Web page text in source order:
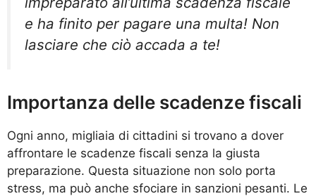
e ha finito per pagare una multa! Non
lasciare che ciò accada a te!
Importanza delle scadenze fiscali
Ogni anno, migliaia di cittadini si trovano a dover
affrontare le scadenze fiscali senza la giusta
preparazione. Questa situazione non solo porta
stress, ma può anche sfociare in sanzioni pesanti. Le